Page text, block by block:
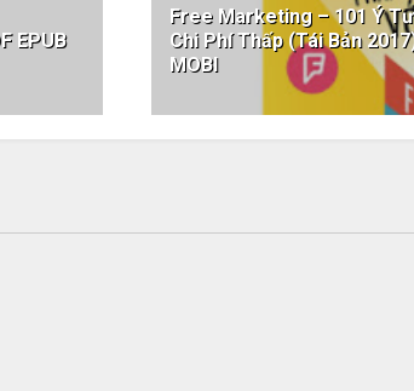
EPUB
Free Marketing – 101 Ý
Chi Phí Thấp (Tái Bản
MOBI